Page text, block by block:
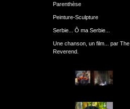
Parenthèse
Peinture-Sculpture
Serbie... Ô ma Serbie...
Une chanson, un film... par The
Reverend.